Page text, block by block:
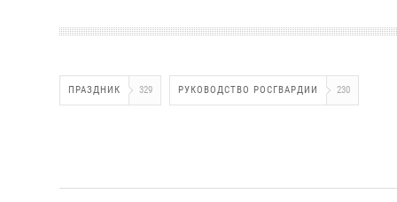
ПРАЗДНИК 329 РУКОВОДСТВО РОСГВАРДИИ 230